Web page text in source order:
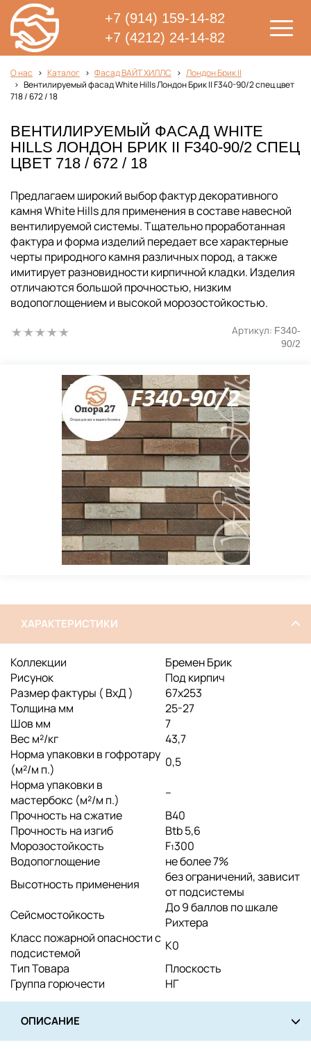
+7 (914) 159-14-82
+7 (4212) 24-14-82
О нас Каталог Фасад ВАЙТ ХИЛЛС
Лондон Брик II
Вентилируемый фасад White Hills Лондон Брик II F340-90/2 спец цвет
718 / 672 / 18
ВЕНТИЛИРУЕМЫЙ ФАСАД WHITE
HILLS ЛОНДОН БРИК II F340-90/2 СПЕЦ
ЦВЕТ 718 / 672 / 18
Предлагаем широкий выбор фактур декоративного
камня White Hills для применения в составе навесной
вентилируемой системы. Тщательно проработанная
фактура и форма изделий передает все характерные
черты природного камня различных пород, а также
имитирует разновидности кирпичной кладки. Изделия
отличаются большой прочностью, низким
водопоглощением и высокой морозостойкостью.
Артикул: F340-
90/2
ХАРАКТЕРИСТИКИ
Коллекции
Бремен Брик
Рисунок
Под кирпич
Размер фактуры ( ВхД )
67x253
Толщина мм
25-27
Шов мм
7
Вес м²/кг
43,7
Норма упаковки в гофротару
(м²/м п.)
0,5
Норма упаковки в
мастербокс (м²/м п.)
--
Прочность на сжатие
B40
Прочность на изгиб
Btb 5,6
Морозостойкость
F₁300
Водопоглощение
не более 7%
Высотность применения
без ограничений, зависит
от подсистемы
Сейсмостойкость
До 9 баллов по шкале
Рихтера
Класс пожарной опасности с
подсистемой
K0
Тип Товара
Плоскость
Группа горючести
НГ
ОПИСАНИЕ